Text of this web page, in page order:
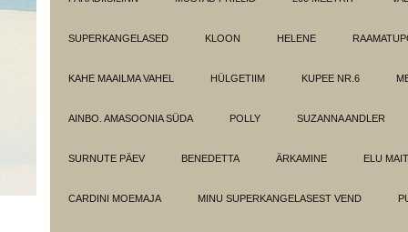
SUPERKANGELASED KLOON HELENE
KAHE MAAILMA VAHEL HÜLGETIIM KUPEE NR.6
AINBO. AMASOONIA SÜDA POLLY SUZANNA ANDLER
SURNUTE PÄEV BENEDETTA ÄRKAMINE ELU
CARDINI MOEMAJA MINU SUPERKANGELASEST VEND